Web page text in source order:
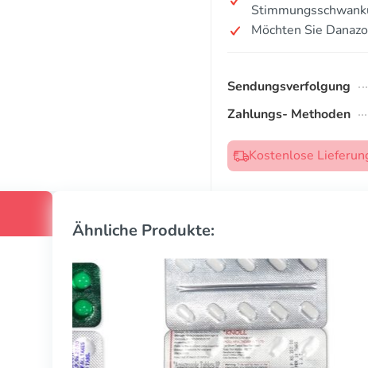
Möchten Sie
Sendungsverfolgung
Zahlungs- Methoden
Kostenlose
Ähnliche Produkte: